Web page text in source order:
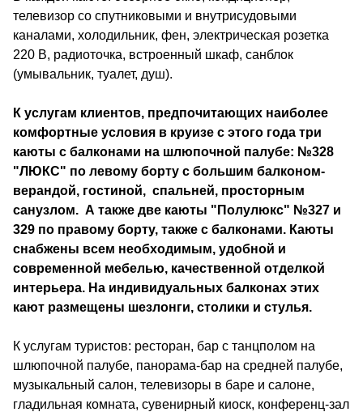
телевизор со спутниковыми и внутрисудовыми
каналами, холодильник, фен, электрическая розетка
220 В, радиоточка, встроенный шкаф, санблок
(умывальник, туалет, душ).
К услугам клиентов, предпочитающих наиболее
комфортные условия в круизе с этого года три
каюты с балконами на шлюпочной палубе: №328
"ЛЮКС" по левому борту с большим балконом-
верандой, гостиной, спальней, просторным
санузлом. А также две каюты "Полулюкс" №327 и
329 по правому борту, также с балконами. Каюты
снабжены всем необходимым, удобной и
современной мебелью, качественной отделкой
интерьера. На индивидуальных балконах этих
кают размещены шезлонги, столики и стулья.
К услугам туристов: ресторан, бар с танцполом на
шлюпочной палубе, панорама-бар на средней палубе,
музыкальный салон, телевизоры в баре и салоне,
гладильная комната, сувенирный киоск, конференц-зал